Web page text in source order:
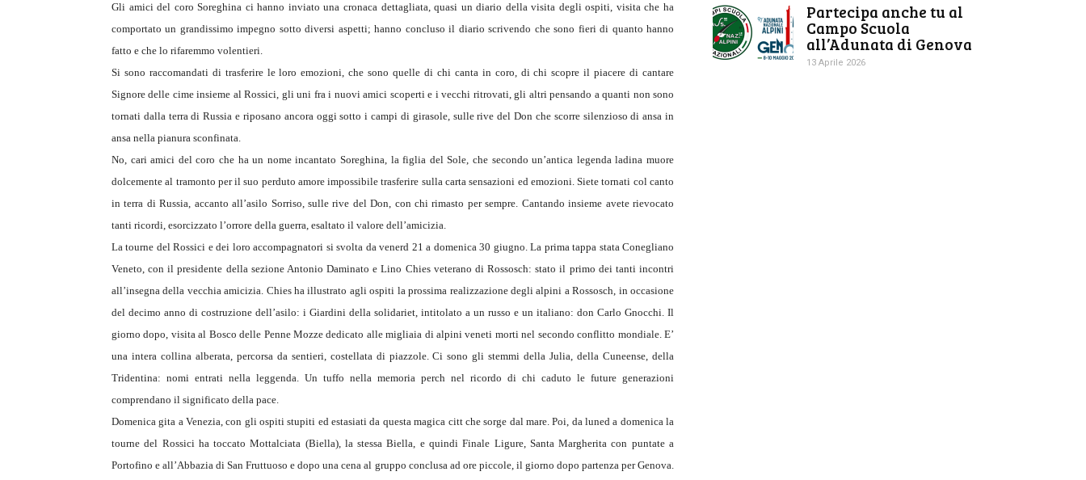
Gli amici del coro Soreghina ci hanno inviato una cronaca dettagliata, quasi un diario della visita degli ospiti, visita che ha
comportato un grandissimo impegno sotto diversi aspetti; hanno concluso il diario scrivendo che sono fieri di quanto hanno
fatto e che lo rifaremmo volentieri.
Si sono raccomandati di trasferire le loro emozioni, che sono quelle di chi canta in coro, di chi scopre il piacere di cantare
Signore delle cime insieme al Rossici, gli uni fra i nuovi amici scoperti e i vecchi ritrovati, gli altri pensando a quanti non sono
tornati dalla terra di Russia e riposano ancora oggi sotto i campi di girasole, sulle rive del Don che scorre silenzioso di ansa in
ansa nella pianura sconfinata.
No, cari amici del coro che ha un nome incantato Soreghina, la figlia del Sole, che secondo un’antica legenda ladina muore
dolcemente al tramonto per il suo perduto amore impossibile trasferire sulla carta sensazioni ed emozioni. Siete tornati col canto
in terra di Russia, accanto all’asilo Sorriso, sulle rive del Don, con chi rimasto per sempre. Cantando insieme avete rievocato
tanti ricordi, esorcizzato l’orrore della guerra, esaltato il valore dell’amicizia.
La tourne del Rossici e dei loro accompagnatori si svolta da venerd 21 a domenica 30 giugno. La prima tappa stata Conegliano
Veneto, con il presidente della sezione Antonio Daminato e Lino Chies veterano di Rossosch: stato il primo dei tanti incontri
all’insegna della vecchia amicizia. Chies ha illustrato agli ospiti la prossima realizzazione degli alpini a Rossosch, in occasione
del decimo anno di costruzione dell’asilo: i Giardini della solidariet, intitolato a un russo e un italiano: don Carlo Gnocchi. Il
giorno dopo, visita al Bosco delle Penne Mozze dedicato alle migliaia di alpini veneti morti nel secondo conflitto mondiale. E’
una intera collina alberata, percorsa da sentieri, costellata di piazzole. Ci sono gli stemmi della Julia, della Cuneense, della
Tridentina: nomi entrati nella leggenda. Un tuffo nella memoria perch nel ricordo di chi caduto le future generazioni
comprendano il significato della pace.
Domenica gita a Venezia, con gli ospiti stupiti ed estasiati da questa magica citt che sorge dal mare. Poi, da luned a domenica la
tourne del Rossici ha toccato Mottalciata (Biella), la stessa Biella, e quindi Finale Ligure, Santa Margherita con puntate a
Portofino e all’Abbazia di San Fruttuoso e dopo una cena al gruppo conclusa ad ore piccole, il giorno dopo partenza per Genova.
Partecipa anche tu al
Campo Scuola
all’Adunata di Genova
13 Aprile 2026